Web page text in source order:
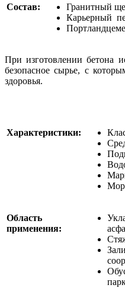
Состав:
Гранитный
Карьерный
При изготовлении бетона
безопасное сырье, с
здоровья.
Характеристики:
Область
применения: